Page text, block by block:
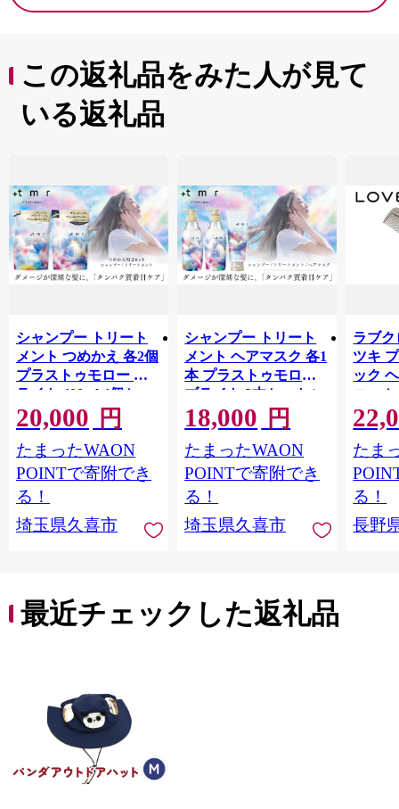
また、サン・ファン館、齋藤氏庭園、金華山の黄金山神
ラクターが並ぶなど、文化のまちとしての側面も併せ持
っています。
東日本大震災では壊滅的な被害を受けましたが、全国の
の石巻市の魅力をお伝えします。
この返礼品をみた人が見て
いる返礼品
シャンプー トリート
メント つめかえ 各2個
プラストゥモロー ブ
ライト 400ml 4個セッ
ト | 美容 ヘアケア つ
めかえ 詰め替え ブリ
ーチ 口コミ 香り リピ
ート ランキング ロン
グ ストレート サラサ
ラ 洗い上がり パサつ
き カラー 髪 保湿 ダメ
ージ タンパク質 艶 リ
デイ
20,000 円
たまったWAON
POINTで寄附でき
る！
埼玉県久喜市
シャンプー トリート
メント ヘアマスク 各1
本 プラストゥモロー
ブライト 3本セット |
美容 ヘアケア つめか
え 詰め替え ブリーチ
口コミ 香り リピート
ランキング ロング ス
トレート サラサラ 洗
い上がり パサつき カ
ラー 髪 保湿 ダメージ
ファイントゥデイ
18,000 円
たまったWAON
POINTで寄附でき
る！
埼玉県久喜市
ラブク
ツキ
ック
コーム
つや
市
たま
る！
長野
最近チェックした返礼品